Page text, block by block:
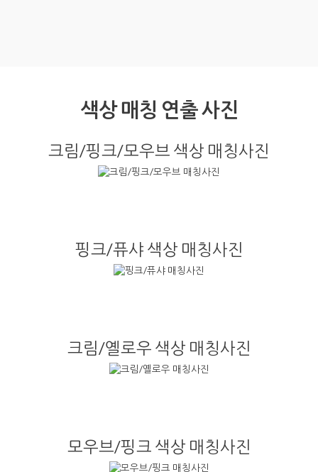
색상 매칭 연출 사진
크림/핑크/모우브 색상 매칭사진
핑크/퓨샤 색상 매칭사진
크림/옐로우 색상 매칭사진
모우브/핑크 색상 매칭사진